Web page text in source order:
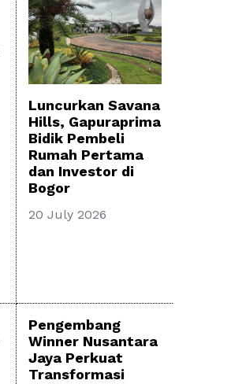
Luncurkan Savana
Hills, Gapuraprima
Bidik Pembeli
Rumah Pertama
dan Investor di
Bogor
20 July 2026
Pengembang
Winner Nusantara
Jaya Perkuat
Transformasi